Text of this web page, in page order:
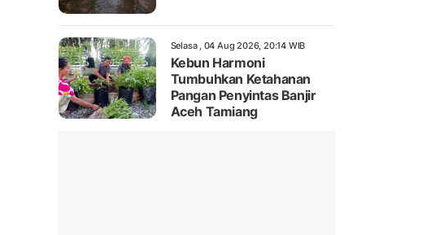
Selasa , 04 Aug 2026, 20:14 WIB
Kebun Harmoni
Tumbuhkan Ketahanan
Pangan Penyintas Banjir
Aceh Tamiang